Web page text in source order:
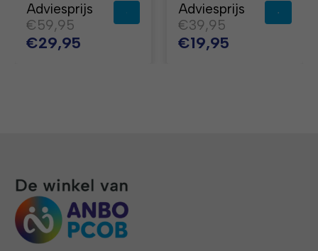
Adviesprijs
€59,95
€29,95
Adviesprijs
€39,95
€19,95